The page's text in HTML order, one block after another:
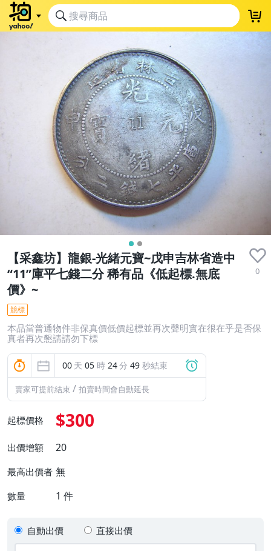
【采鑫坊】龍銀-光緒元寶~戊申吉林省造中
“11”庫平七錢二分 稀有品《低起標.無底
價》~
0
競標
本品當普通物件非保真價低價起標並再次聲明實在很在乎是否保
真者再次懇請請勿下標
00 天 05 時 24分 48 秒結束
賣家可提前結束 / 拍賣時間會自動延長
起標價格 $300
出價增額 20
最高出價者 無
數量 1 件
自動出價 直接出價